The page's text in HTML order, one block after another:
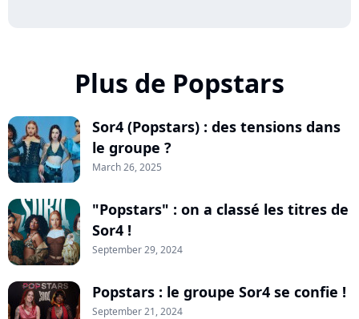
Plus de Popstars
Sor4 (Popstars) : des tensions dans
le groupe ?
March 26, 2025
"Popstars" : on a classé les titres de
Sor4 !
September 29, 2024
Popstars : le groupe Sor4 se confie !
September 21, 2024